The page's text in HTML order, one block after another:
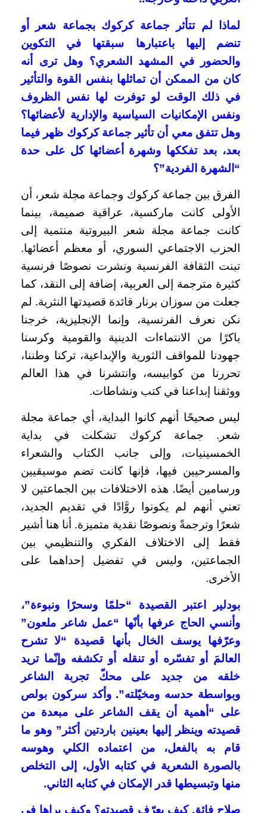
لماذا لم تتأثر جماعة كركوك بجماعة شعر أو
تنضم إليها باعتبارها سبقتها في التكوين
والحضور في المشهد الشعري؟ وهل ترى أنه
كان من الممكن أن تماثلها بنفس القوة والتأثير
في ذلك الوقت لو توفرت لها نفس الظروف
ونفس الإمكانيات السياسية والإدارية لأعضائها؟
وهل تتفق معي أن تأثير جماعة كركوك ظهر فيما
بعد، بعد تفككها وشهرة أعضائها كل على حدة
“الشهرة الفردية”؟
الفرق بين جماعة كركوك وجماعة مجلة شعر، أن
الأولى كانت ماركسية، عراقية صميمة، بينما
كانت جماعة مجلة شعر البيروتية منتمية إلى
الحزب الاجتماعي السوري، أو معظم أعضائها.
تبنت الثقافة الفرنسية ونشرت نصوصًا فرنسية
كثيرة مترجمة إلى العربية، إضافة إلى النقد، كما
جعلت من سوزان برنار قائدة قصيدتها النثرية. لم
نكن نعرف الفرنسية، وإنما الإنجليزية، خرجنا
باكرًا من الانتماءات الدينية والقومية وكرسنا
جهودنا للمواقف الثورية والإبداعية، تركنا وطننا،
تحررنا من كوابيسه، وانتشرنا في هذا العالم
ووثقنا إبداعنا في كتب ونشاطات.
ليس صحيحًا أنهم كانوا البداية، أي جماعة مجلة
شعر. جماعة كركوك تشكلت في بداية
الخمسينيات، وإلى جانب الكتاب والشعراء
والمسرحيين فيها، فإنها كانت تضم موسيقيين
ورسامين أيضًا. هذه الاختلافات بين الجماعتين لا
تعني أنهم لم يكونوا روَّادًا في تقديم الجديد،
شعرًا وترجمةً ونصوصًا نقدية متميزة. أنا هنا أشير
فقط إلى الاختلاف الفكري والتنظيمي بين
الجماعتين، وليس في تفضيل إحداهما على
الأخرى.
بودلير اعتبر القصيدة “حلمًا وسحرًا ونبوءة”،
وأنسي الحاج عرفها بأنّها “عمل شاعر ملعون”
وعرّفها يوسف الخال بأنها قصيدة “لا تشرح
العالمَ أو تفسّره أو تنقله أو تكشفه وإنّما تريد
خلقه من جديد على محكّ تجربة الشاعر
وبواسطة حدسه ومخيّلته”. وأكد سركون بولص
على “أهمية أن يقف الشاعر على مبعدة من
قصيدته وينظر إليها بعينين باردتين أكثر” وهو ما
قام به بالفعل، من اعتماده الكلي وهوسه
بالصورة الشعرية في كتابه الأول، إلى التخلص
منها وتبسيطها قدر الإمكان في كتابه الثاني.
صلاح فائق كيف يعرّف قصيدته؟ وكيف يراها في